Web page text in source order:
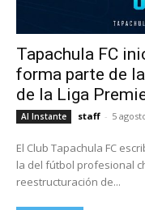
Tapachula FC
forma parte de
de la Liga
Al Instante staff - 5
El Club Tapachula FC
la del fútbol profesional chiapaneco. Como
reestructuración de...